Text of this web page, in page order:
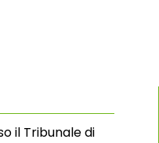
il Tribunale di